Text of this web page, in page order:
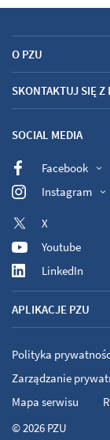
O PZU
SKONTAKTUJ SIĘ Z
SOCIAL MEDIA
Facebook
Instagram
X
Youtube
LinkedIn
APLIKACJE PZU
Polityka
Zarządzanie
Mapa serwisu
© 2026 PZU